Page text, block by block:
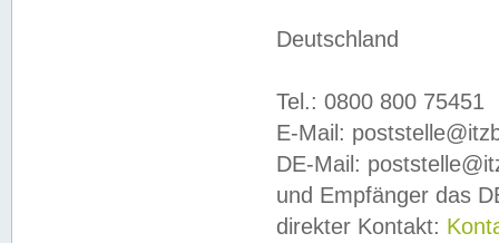
Deutschland
Tel.: 0800 800 75451
E-Mail:
DE-Mail:
und Empfänger das
direkter Kontakt: